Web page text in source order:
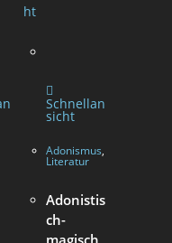
ht
Schnellan
sicht
Adonismus,
Literatur
Adonistis
ch-
magisch